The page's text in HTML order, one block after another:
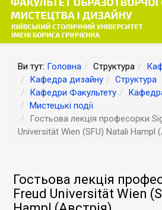
Ви тут: Головна Структура
Кафедра дизайну
Структура
Кафедри Факультету
Мистецькі події
Гостьова лекція професорки
Universität Wien (SFU) Natali Hampl
Гостьова лекція
Freud Universität Wien